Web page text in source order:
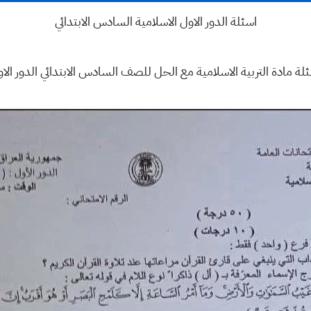
اسئلة الدور الاول الاسلامية السادس الابتدائي
مادة التربية الاسلامية مع الحل للصف السادس الابتدائي الدور